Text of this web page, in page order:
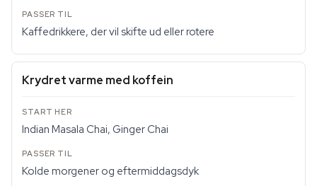
Kaffedrikkere, der vil skifte ud eller rotere
Krydret varme med koffein
Indian Masala Chai, Ginger Chai
Kolde morgener og eftermiddagsdyk